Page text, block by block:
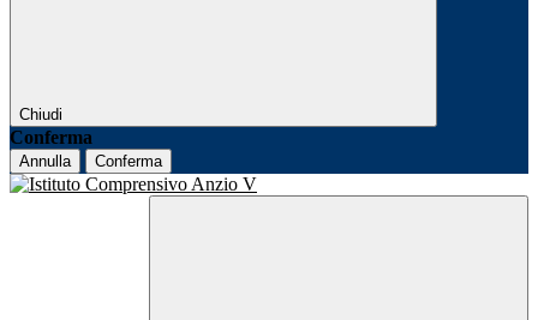
Chiudi
Conferma
Annulla Conferma